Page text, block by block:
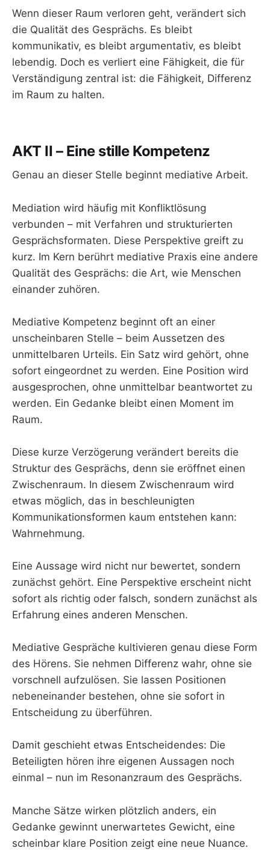
Wenn dieser Raum verloren geht, verändert sich
die Qualität des Gesprächs. Es bleibt
kommunikativ, es bleibt argumentativ, es bleibt
lebendig. Doch es verliert eine Fähigkeit, die für
Verständigung zentral ist: die Fähigkeit, Differenz
im Raum zu halten.
AKT II – Eine stille Kompetenz
Genau an dieser Stelle beginnt mediative Arbeit.
Mediation wird häufig mit Konfliktlösung
verbunden – mit Verfahren und strukturierten
Gesprächsformaten. Diese Perspektive greift zu
kurz. Im Kern berührt mediative Praxis eine andere
Qualität des Gesprächs: die Art, wie Menschen
einander zuhören.
Mediative Kompetenz beginnt oft an einer
unscheinbaren Stelle – beim Aussetzen des
unmittelbaren Urteils. Ein Satz wird gehört, ohne
sofort eingeordnet zu werden. Eine Position wird
ausgesprochen, ohne unmittelbar beantwortet zu
werden. Ein Gedanke bleibt einen Moment im
Raum.
Diese kurze Verzögerung verändert bereits die
Struktur des Gesprächs, denn sie eröffnet einen
Zwischenraum. In diesem Zwischenraum wird
etwas möglich, das in beschleunigten
Kommunikationsformen kaum entstehen kann:
Wahrnehmung.
Eine Aussage wird nicht nur bewertet, sondern
zunächst gehört. Eine Perspektive erscheint nicht
sofort als richtig oder falsch, sondern zunächst als
Erfahrung eines anderen Menschen.
Mediative Gespräche kultivieren genau diese Form
des Hörens. Sie nehmen Differenz wahr, ohne sie
vorschnell aufzulösen. Sie lassen Positionen
nebeneinander bestehen, ohne sie sofort in
Entscheidung zu überführen.
Damit geschieht etwas Entscheidendes: Die
Beteiligten hören ihre eigenen Aussagen noch
einmal – nun im Resonanzraum des Gesprächs.
Manche Sätze wirken plötzlich anders, ein
Gedanke gewinnt unerwartetes Gewicht, eine
scheinbar klare Position zeigt eine neue Nuance.